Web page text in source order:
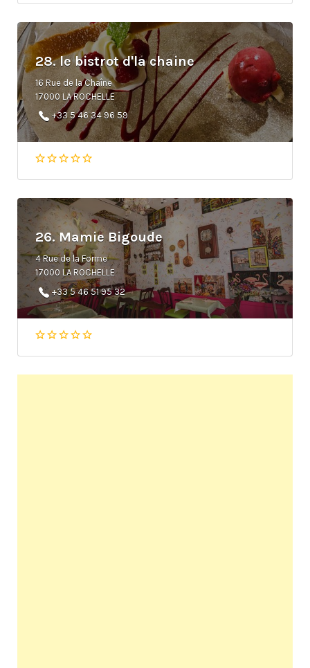
28. le bistrot d'la chaine
16 Rue de la Chaîne
17000 LA ROCHELLE
+33 5 46 34 96 59
26. Mamie Bigoude
4 Rue de la Forme
17000 LA ROCHELLE
+33 5 46 51 95 32